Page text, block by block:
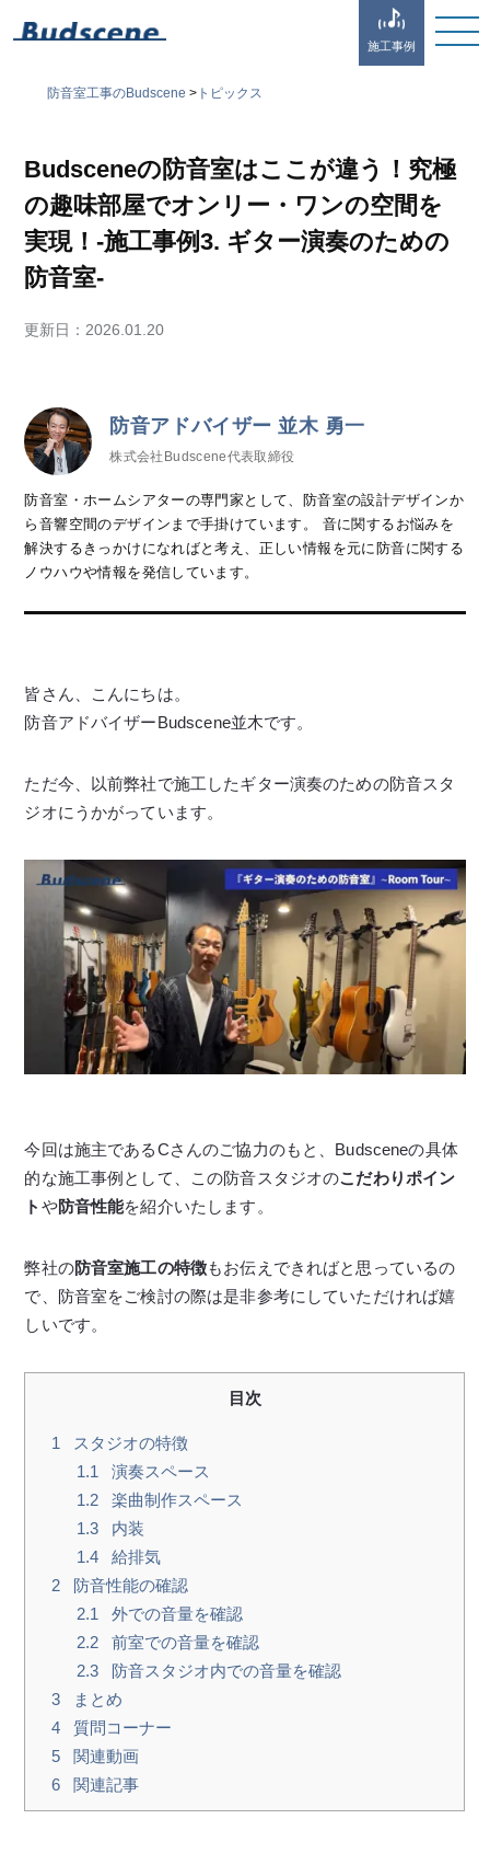
施工事例
防音室工事のBudscene >トピックス
Budsceneの防音室はここが違う！究極
の趣味部屋でオンリー・ワンの空間を
実現！-施工事例3. ギター演奏のための
防音室-
更新日： 2026.01.20
防音アドバイザー 並木 勇一
株式会社Budscene代表取締役
防音室・ホームシアターの専門家として、防音室の設計デザインか
ら音響空間のデザインまで手掛けています。 音に関するお悩みを
解決するきっかけになればと考え、正しい情報を元に防音に関する
ノウハウや情報を発信しています。
皆さん、こんにちは。
防音アドバイザーBudscene並木です。
ただ今、以前弊社で施工したギター演奏のための防音スタ
ジオにうかがっています。
今回は施主であるCさんのご協力のもと、Budsceneの具体
的な施工事例として、この防音スタジオのこだわりポイン
ト や防音性能を紹介いたします。
弊社の防音室施工の特徴もお伝えできればと思っているの
で、防音室をご検討の際は是非参考にしていただければ嬉
しいです。
目次
1
スタジオの特徴
1.1
演奏スペース
1.2
楽曲制作スペース
1.3
内装
1.4
給排気
2
防音性能の確認
2.1
外での音量を確認
2.2
前室での音量を確認
2.3
防音スタジオ内での音量を確認
3
まとめ
4
質問コーナー
5
関連動画
6
関連記事